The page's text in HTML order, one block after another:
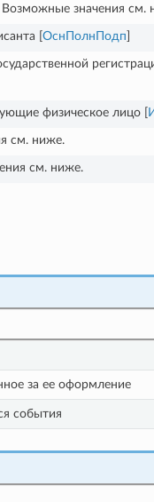
Возможные значения см.
[ ОснПолнПодп
физическое лицо [
см. ниже.
см. ниже.
за ее оформление
события